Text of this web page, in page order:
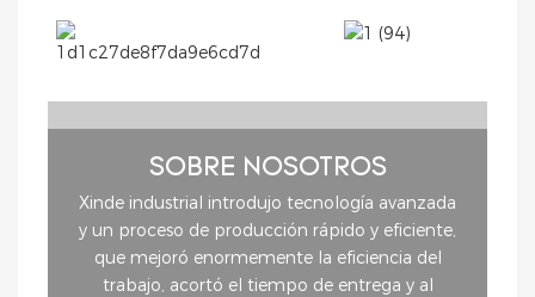
SOBRE NOSOTROS
Xinde industrial introdujo tecnología avanzada
y un proceso de producción rápido y eficiente,
que mejoró enormemente la eficiencia del
trabajo, acortó el tiempo de entrega y al